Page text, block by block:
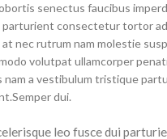
senectus faucibus
consectetur tortor
at nec rutrum nam molestie
volutpat ullamcorper
nam a vestibulum tristique
dui.
leo fusce dui